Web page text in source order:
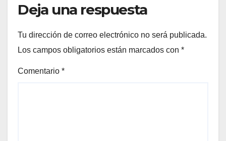
Deja una respuesta
Tu dirección de correo electrónico no será publicada.
Los campos obligatorios están marcados con *
Comentario *